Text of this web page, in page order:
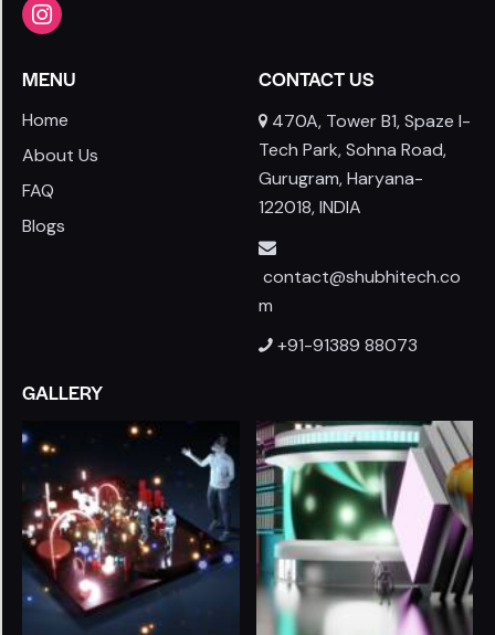
MENU
Home
About Us
FAQ
Blogs
CONTACT US
470A, Tower B1, Spaze I-
Tech Park, Sohna Road,
Gurugram, Haryana-
122018, INDIA
contact@shubhitech.co
m
+91-91389 88073
GALLERY